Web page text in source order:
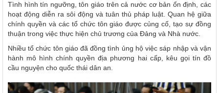
Tình hình tín ngưỡng, tôn giáo trên cả nước cơ bản ổn định, các
hoạt động diễn ra sôi động và tuân thủ pháp luật. Quan hệ giữa
chính quyền và các tổ chức tôn giáo được củng cố, tạo sự đồng
thuận trong việc thực hiện chủ trương của Đảng và Nhà nước.
Nhiều tổ chức tôn giáo đã đồng tình ủng hộ việc sáp nhập và vận
hành mô hình chính quyền địa phương hai cấp, kêu gọi tín đồ
cầu nguyện cho quốc thái dân an.